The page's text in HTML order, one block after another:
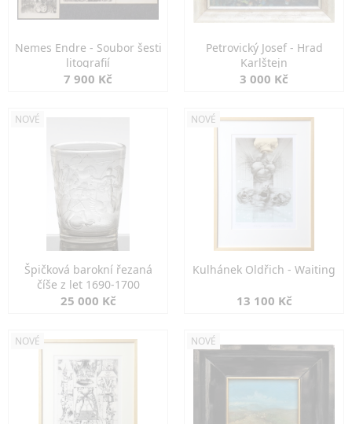
Nemes Endre - Soubor šesti
litografií
7 900 Kč
Petrovický Josef - Hrad
Karlštejn
3 000 Kč
NOVÉ
Špičková barokní řezaná
číše z let 1690-1700
25 000 Kč
NOVÉ
Kulhánek Oldřich - Waiting
13 100 Kč
NOVÉ NOVÉ